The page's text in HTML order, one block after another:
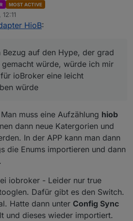
eine leicht bedienbare App geben
damit zum Ausdruck bringen und
dazu machen.
sondern ich würde mich über ne
von der breiten Masse einfach
kann - mit so wenig Aufwand wie
MOST ACTIVE
HioB:
Bezug auf den Hype, der grad
gemacht würde, würde ich mir
ioBroker eine leicht
würde
muss eine Aufzählung hiob
dann neue Katergorien und
In der APP kann man dann
die Enums importieren und dann
iobroker - Leider nur true
Dafür gibt es den Switch.
Hatte dann unter Config Sync
und dieses wieder importiert.